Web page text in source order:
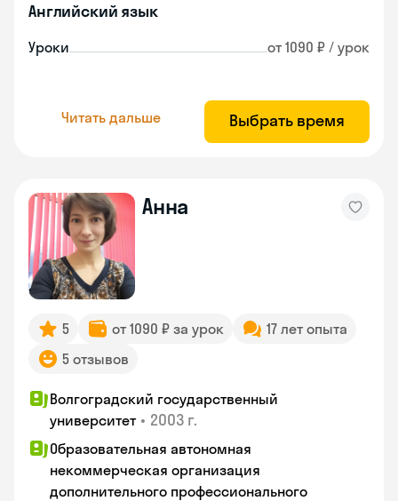
Английский язык
Уроки от 1090 ₽ / урок
Читать дальше Выбрать время
Анна
5 от 1090 ₽ за урок
17 лет опыта
5 отзывов
Волгоградский государственный
университет • 2003 г.
Образовательная автономная
некоммерческая организация
дополнительного профессионального